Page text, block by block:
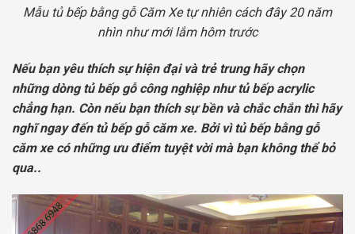
Mẫu tủ bếp bằng gỗ Căm Xe tự nhiên cách đây 20 năm
nhìn như mới lắm hôm trước
Nếu bạn yêu thích sự hiện đại và trẻ trung hãy chọn
những dòng tủ bếp gỗ công nghiệp như tủ bếp acrylic
chẳng hạn. Còn nếu bạn thích sự bền và chắc chắn thì hãy
nghĩ ngay đến tủ bếp gỗ căm xe. Bởi vì tủ bếp bằng gỗ
căm xe có những ưu điểm tuyệt vời mà bạn không thể bỏ
qua..